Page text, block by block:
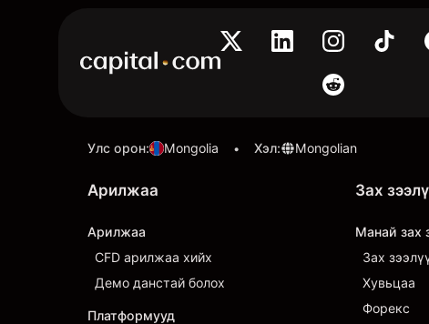
Улс орон: Mongolia • Хэл: Mongolian
Арилжаа
Арилжаа
CFD арилжаа хийх
Демо данстай болох
Платформууд
Зах
Манай зах
Зах
Хувьцаа
Форекс